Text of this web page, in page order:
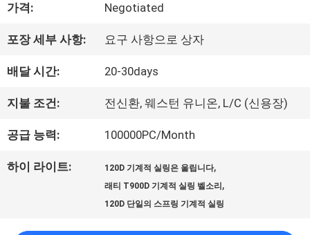
에
대
하
여
공
가격: Negotiated
포장 세부 사항: 요구 사항으로 상자
배달 시간: 20-30days
지불 조건: 전신환, 웨스턴 유니온, L/C (신용장)
공급 능력: 100000PC/Month
하이 라이트: 120D 기계적 실링은 울립니다,
래티 T900D 기계적 실링 벨소리 ,
120D 단일의 스프링 기계적 실링